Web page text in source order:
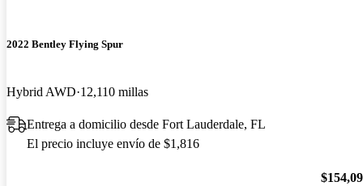
2022 Bentley Flying Spur
Hybrid AWD 12,110 millas
Entrega a domicilio desde Fort Lauderdale, FL
El precio incluye envío de $1,816